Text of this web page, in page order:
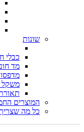
שונות
כבלי
מד
משקל
המוצרים
כל מה